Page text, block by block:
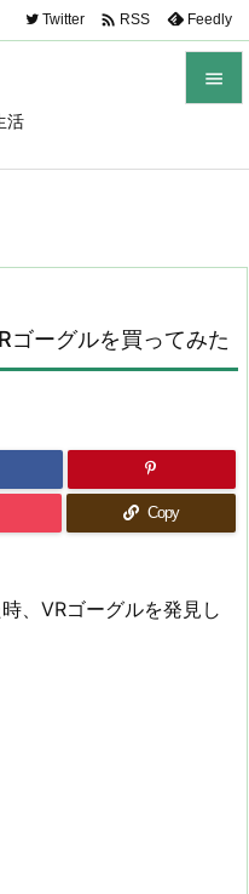
活

次へ

Twitter  RSS Feedly
ーグルを買ってみた
Copy
、VRゴーグルを発見し